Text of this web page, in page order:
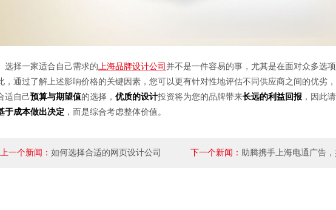
择一家适合自己需求的 上海品牌设计公司 并不是一件容易的事，尤其是在面对众多选
，通过了解上述影响价格的关键因素，您可以更有针对性地评估不同供应商之间的优劣
适自己预算与期望值的选择， 优质的设计投资将为您的品牌带来长远的利益回报 ，因此请
于成本做出决定 ，而是综合考虑整体价值。
上一个新闻： 如何选择合适的网页设计公司 下一个新闻： 助腾携手上海电通广告